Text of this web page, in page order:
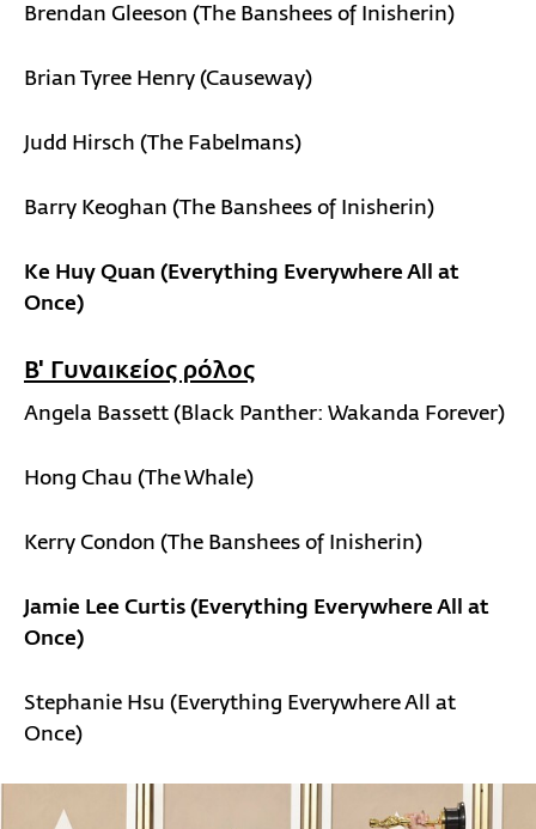
Brendan Gleeson (The Banshees of Inisherin)
Brian Tyree Henry (Causeway)
Judd Hirsch (The Fabelmans)
Barry Keoghan (The Banshees of Inisherin)
Ke Huy Quan (Everything Everywhere All at
Once)
Β' Γυναικείος ρόλος
Angela Bassett (Black Panther: Wakanda Forever)
Hong Chau (The Whale)
Kerry Condon (The Banshees of Inisherin)
Jamie Lee Curtis (Everything Everywhere All at
Once)
Stephanie Hsu (Everything Everywhere All at
Once)